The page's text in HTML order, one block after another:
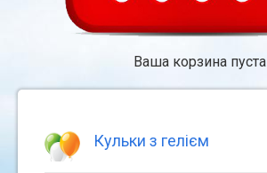
Ваша корзина пуста
Кульки з гелієм